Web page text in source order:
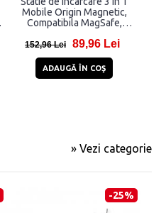
Mobile Origin Magnetic,
Compatibila MagSafe,
Cablu USB-C inclus, Negru
152,96 Lei 89,96 Lei
ADAUGĂ ÎN COŞ
» Vezi categorie
-25%